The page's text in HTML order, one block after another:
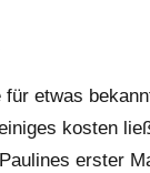
für etwas
kosten
erster